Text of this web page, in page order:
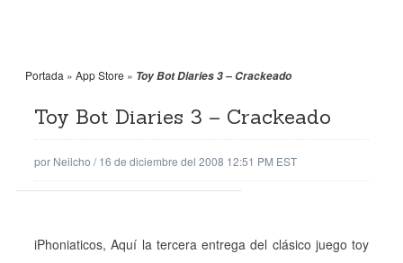
Portada » App Store » Toy Bot Diaries 3 – Crackeado
Toy Bot Diaries 3 – Crackeado
por Neilcho /16 de diciembre del 2008 12:51 PM EST
iPhoniaticos, Aquí la tercera entrega del clásico juego toy